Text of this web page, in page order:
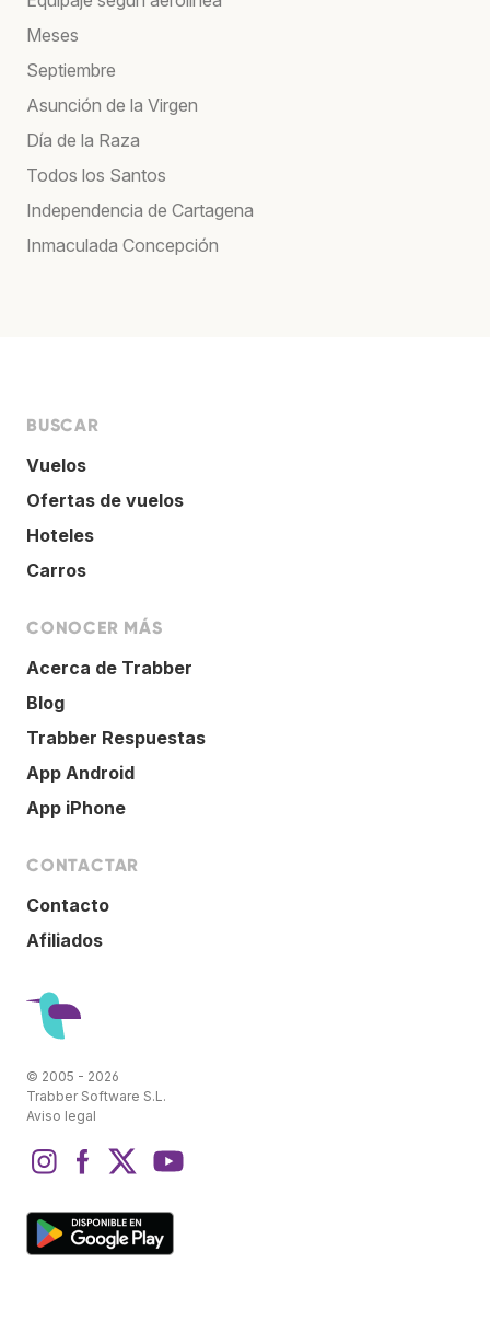
Meses
Septiembre
Asunción de la Virgen
Día de la Raza
Todos los Santos
Independencia de Cartagena
Inmaculada Concepción
BUSCAR
Vuelos
Ofertas de vuelos
Hoteles
Carros
CONOCER MÁS
Acerca de Trabber
Blog
Trabber Respuestas
App Android
App iPhone
CONTACTAR
Contacto
Afiliados
© 2005 - 2026
Trabber Software S.L.
Aviso legal